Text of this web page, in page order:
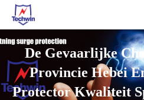
De Gevaarlijke
Provincie Hebei
Protector Kwaliteit